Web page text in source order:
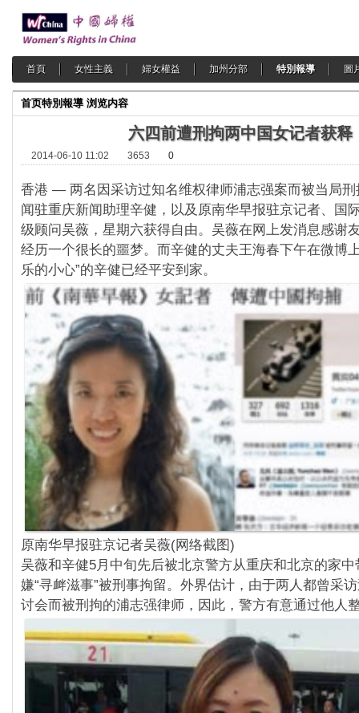
首頁 女性主義 婦女權益 加州分部 特別報導 圖
首页特別報導 浏览内容
六四前遭刑拘两中国女记者获释
2014-06-10 11:02 3653 0
香港 — 两名因采访过知名维权律师浦志强案而被当局刑
闻驻重庆新闻助理辛健，以及原南华早报驻京记者、
国
级顾问吴薇，星期六获得自由。 吴薇在网上发消息感谢
经历一个很长的噩梦。 而辛健的丈夫王海春下午在微博
乐的小心”的辛健已经平安到家。
原南华早报驻京记者吴薇(网络截图)
吴薇和辛健5月中旬先后被北京警方从重庆和北京的家中
嫌“寻衅滋事”被刑事拘留。外界估计， 由于两人都曾采
讨会而被刑拘的浦志强律师， 因此，警方有意通过他人